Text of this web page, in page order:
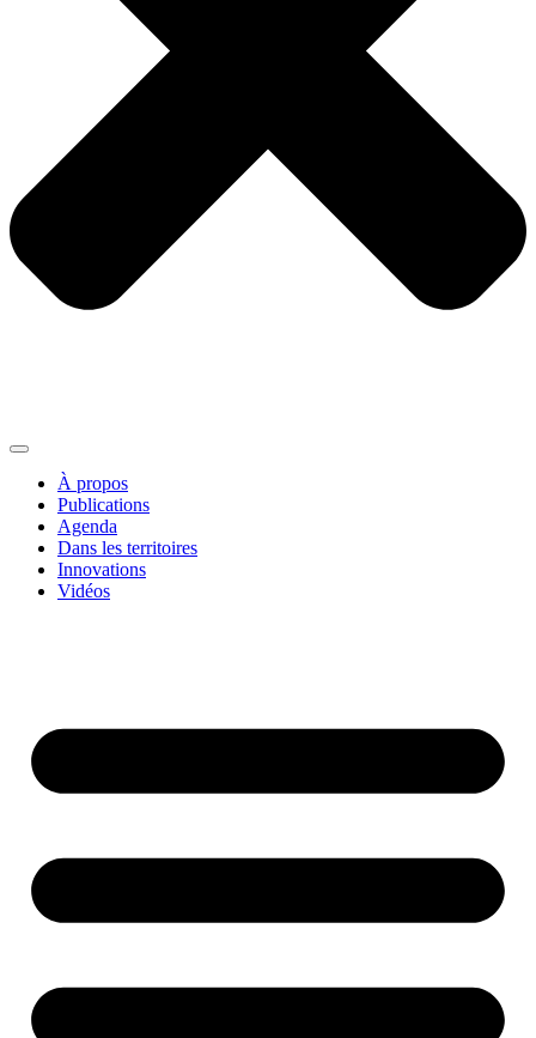
À propos
Publications
Agenda
Dans les territoires
Innovations
Vidéos